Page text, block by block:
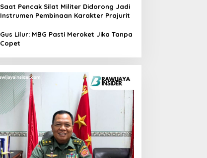
Saat Pencak Silat Militer Didorong Jadi
Instrumen Pembinaan Karakter Prajurit
Gus Lilur: MBG Pasti Meroket Jika Tanpa
Copet